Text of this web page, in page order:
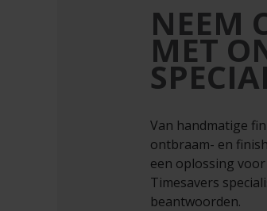
NEEM
MET
Van handmatige
ontbraam- en
een oplossing
Timesavers
beantwoorden.